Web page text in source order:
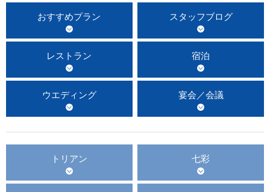
おすすめプラン スタッフブログ
レストラン 宿泊
ウエディング 宴会／会議
トリアン 七彩